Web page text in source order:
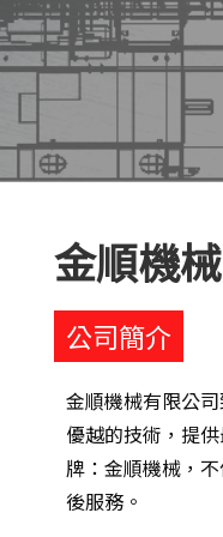
金順機械
公司簡介
金順機械有限公
優越的技術，提
牌：金順機械，
後服務。